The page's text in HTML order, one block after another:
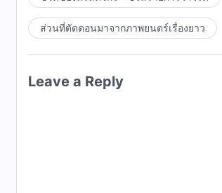
ส่วนที่ตัดตอนมาจากภาพยนตร์เรื่องยาว
Leave a Reply